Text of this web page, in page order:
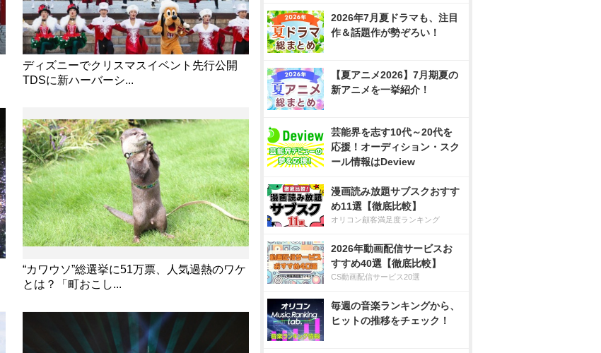
ディズニーでクリスマスイベント先行公開
TDSに新ハーバーシ...
“カワウソ”総選挙に51万票、人気過熱のワケ
とは？「町おこし...
2026年7月夏ドラマも、注目
作＆話題作が勢ぞろい！
【夏アニメ2026】7月期夏の
新アニメを一挙紹介！
芸能界を志す10代～20代を
応援！オーディション・スク
ール情報はDeview
漫画読み放題サブスクおすす
め11選【徹底比較】
オリコン顧客満足度ランキング
2026年動画配信サービスお
すすめ40選【徹底比較】
CS動画配信サービス20選
毎週の音楽ランキングから、
ヒットの推移をチェック！